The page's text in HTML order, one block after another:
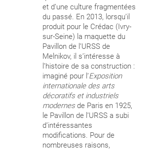
et d’une culture fragmentées
du passé. En 2013, lorsqu’il
produit pour le Crédac (Ivry-
sur-Seine) la maquette du
Pavillon de l’URSS de
Melnikov, il s’intéresse à
l’histoire de sa construction :
imaginé pour l’Exposition
internationale des arts
décoratifs et industriels
modernesde Paris en 1925,
le Pavillon de l’URSS a subi
d’intéressantes
modifications. Pour de
nombreuses raisons,